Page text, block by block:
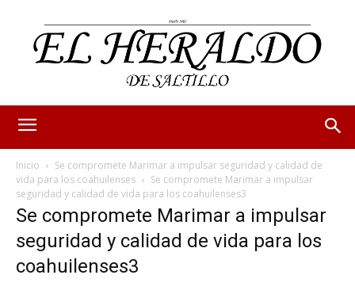
Inicio
Se compromete Marimar a impulsar seguridad y calidad de
vida para los coahuilenses
Se compromete Marimar a impulsar
seguridad y calidad de vida para los coahuilenses3
Se compromete Marimar a impulsar
seguridad y calidad de vida para los
coahuilenses3